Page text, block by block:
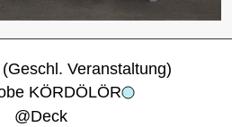
Veranstaltung)
KÖRDÖLÖR
@Deck